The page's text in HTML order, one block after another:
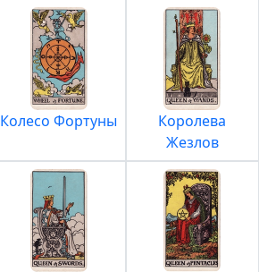
Колесо Фортуны
Королева
Жезлов